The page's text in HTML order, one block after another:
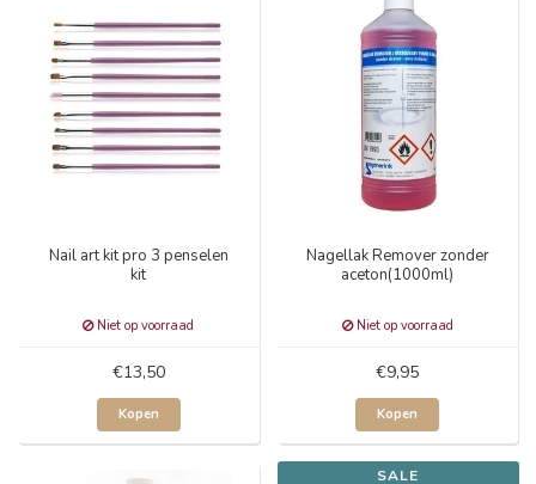
Nail art kit pro 3 penselen
kit
Niet op voorraad
€13,50
Kopen
Nagellak Remover zonder
aceton(1000ml)
Niet op voorraad
€9,95
Kopen
SALE